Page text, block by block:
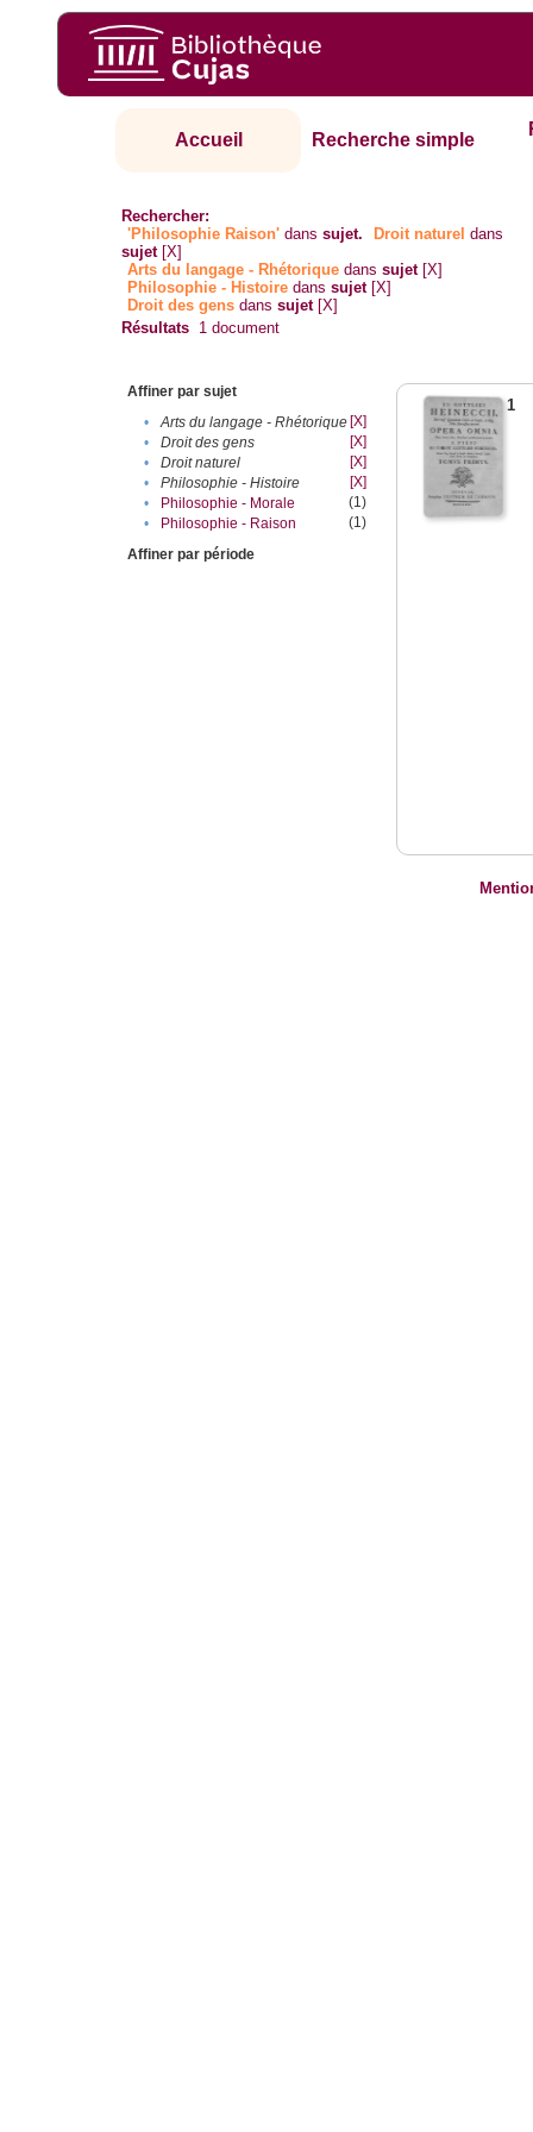
Accueil Recherche simple
Rechercher:
'Philosophie Raison' danssujet. Droit naturel dans
sujet [X]
Arts du langage - Rhétorique danssujet [X]
Philosophie - Histoire danssujet [X]
Droit des gens danssujet [X]
Résultats 1 document
Affiner par sujet
•
Arts du langage - Rhétorique [X]
•
Droit des gens
[X]
•
Droit naturel
[X]
•
Philosophie - Histoire
[X]
•
Philosophie - Morale
(1)
•
Philosophie - Raison
(1)
Affiner par période
1